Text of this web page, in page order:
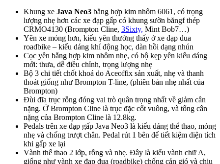
Khung xe Java Neo3 bằng hợp kim nhôm 6061, có trọng
lượng nhẹ hơn các xe đạp gấp có khung sườn băngf thép
CRMO4130 (Brompton Cline, 3Sixty, Mint Bob7…)
Yên xe mỏng hơn, kiểu yên thường thấy ở xe đạp đua
roadbike – kiểu dáng khí động học, dàn hồi dạng nhún
Cọc yên bằng hợp kim nhôm nhẹ, có bộ kẹp yên kiểu dáng
mới: thưa, dễ điều chỉnh, trọng lượng nhẹ
Bộ 3 chi tiết chốt khoá do Aceoffix sản xuất, nhẹ và thanh
thoát giống như Brompton T-line, (phiên bản nhẹ nhất của
Brompton)
Đùi đĩa trục rỗng đóng vai trò quân trọng nhất về giảm cân
nặng. Ở Brompton Cline là trục đặc cốt vuông, và tổng cân
nặng của Brompton Cline là 12.8kg.
Pedals trên xe đạp gấp Java Neo3 là kiểu dáng thể thao, mỏng
nhẹ và chống trượt chân. Pedal rút 1 bên để tiết kiệm diện tích
khi gấp xe lại
Vành thể thao 2 lớp, rỗng và nhẹ. Đây là kiểu vành chữ A,
giống như vành xe đạp đua (roadbike) chống cản gió và chịu